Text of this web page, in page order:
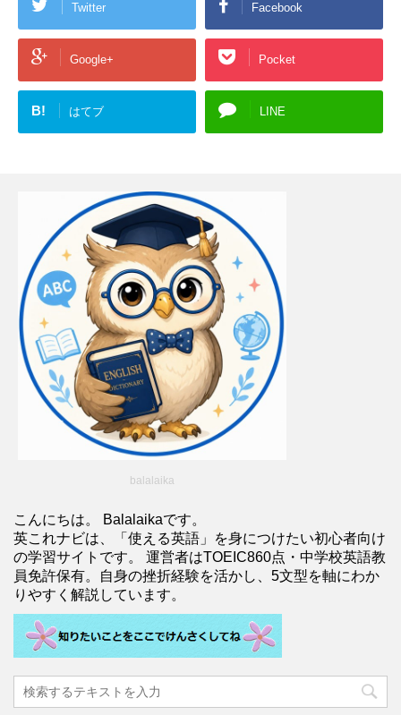
Twitter Facebook
Google+ Pocket
B! はてブ LINE
balalaika
こんにちは。 Balalaikaです。
英これナビは、「使える英語」を身につけたい初心者向け
の学習サイトです。 運営者はTOEIC860点・中学校英語教
員免許保有。自身の挫折経験を活かし、5文型を軸にわか
りやすく解説しています。